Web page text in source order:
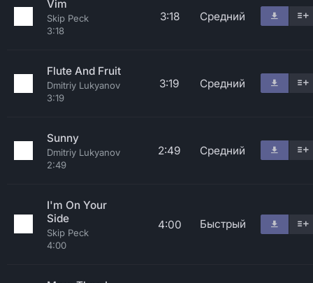
Vim
Skip Peck
3:18
3:18 Средний
Flute And Fruit
Dmitriy Lukyanov
3:19
3:19 Средний
Sunny
Dmitriy Lukyanov
2:49
2:49 Средний
I'm On Your
Side
Skip Peck
4:00
4:00 Быстрый